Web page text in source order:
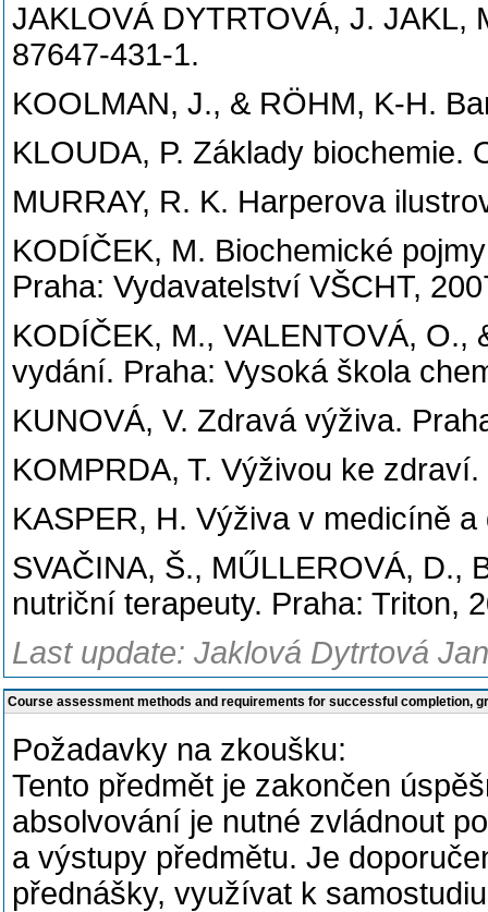
JAKLOVÁ DYTRTOVÁ, J. JAKL,
87647-431-1.
KOOLMAN, J., & RÖHM, K-H.
KLOUDA, P. Základy biochemie.
MURRAY, R. K. Harperova
KODÍČEK, M. Biochemické
Praha: Vydavatelství VŠCHT,
KODÍČEK, M., VALENTOVÁ,
vydání. Praha: Vysoká škola
KUNOVÁ, V. Zdravá výživa.
KOMPRDA, T. Výživou ke
KASPER, H. Výživa v medicíně
SVAČINA, Š., MŰLLEROVÁ, D.,
nutriční terapeuty. Praha: Triton,
Last update: Jaklová Dytrtová
Course assessment methods and requirements for successful completion,
Požadavky na zkoušku:
Tento předmět je zakončen
absolvování je nutné zvládnout
a výstupy předmětu. Je
přednášky, využívat k